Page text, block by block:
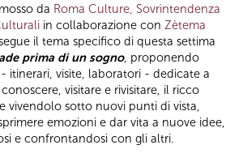
da Roma Culture, Sovrintendenza
in collaborazione con Zètema
il tema specifico di questa settima
prima di un sogno, proponendo
itinerari, visite, laboratori - dedicate a
visitare e rivisitare, il ricco
vivendolo sotto nuovi punti di vista,
emozioni e dar vita a nuove idee,
e confrontandosi con gli altri.